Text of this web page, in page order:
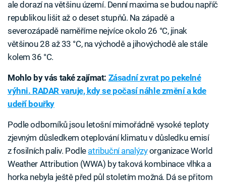
ale dorazí na většinu území. Denní maxima se budou napříč
republikou lišit až o deset stupňů. Na západě a
severozápadě naměříme nejvíce okolo 26 °C, jinak
většinou 28 až 33 °C, na východě a jihovýchodě ale stále
kolem 36 °C.
Mohlo by vás také zajímat: Zásadní zvrat po pekelné
výhni. RADAR varuje, kdy se počasí náhle změní a kde
udeří bouřky
Podle odborníků jsou letošní mimořádně vysoké teploty
zjevným důsledkem oteplování klimatu v důsledku emisí
z fosilních paliv. Podle atribuční analýzyorganizace World
Weather Attribution (WWA) by taková kombinace vlhka a
horka nebyla ještě před půl stoletím možná. Dá se přitom